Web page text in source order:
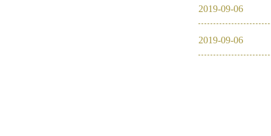
2019-09-06
2019-09-06